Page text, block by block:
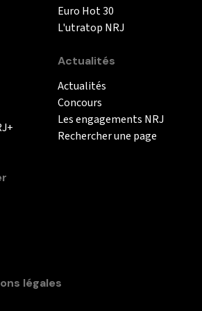
Euro Hot 30
L'utratop NRJ
Actualités
Actualités
Concours
Les engagements NRJ
Rechercher une page
légales